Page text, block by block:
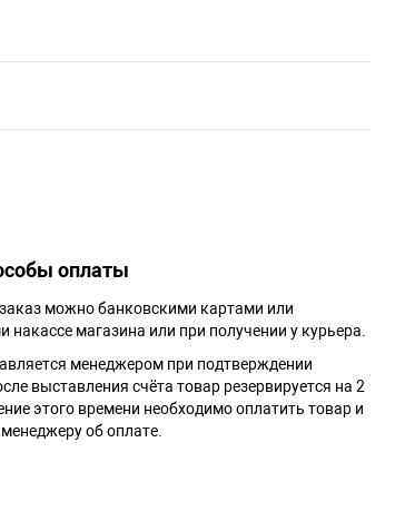
оплаты
можно банковскими картами или
накассе магазина или при получении у курьера.
менеджером при подтверждении
выставления счёта товар резервируется на 2
этого времени необходимо оплатить товар и
об оплате.